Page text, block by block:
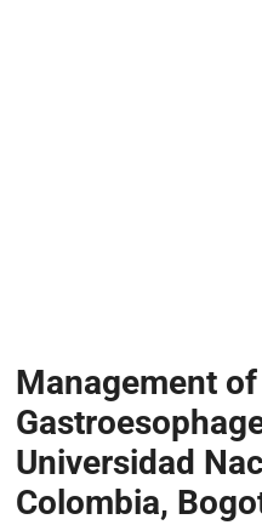
Management of
Universidad
Colombia,